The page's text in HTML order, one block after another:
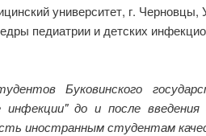
университет, г. Черновцы,
педиатрии и детских
Буковинского
до и после
иностранным студентам